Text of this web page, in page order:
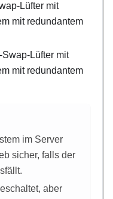
Lüfter mit
mit redundantem
Lüfter mit
mit redundantem
im Server
sicher, falls der
aber